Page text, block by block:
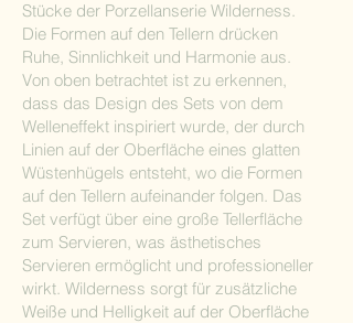
Stücke der Porzellanserie Wilderness.
Die Formen auf den Tellern drücken
Ruhe, Sinnlichkeit und Harmonie aus.
Von oben betrachtet ist zu erkennen,
dass das Design des Sets von dem
Welleneffekt inspiriert wurde, der durch
Linien auf der Oberfläche eines glatten
Wüstenhügels entsteht, wo die Formen
auf den Tellern aufeinander folgen. Das
Set verfügt über eine große Tellerfläche
zum Servieren, was ästhetisches
Servieren ermöglicht und professioneller
wirkt. Wilderness sorgt für zusätzliche
Weiße und Helligkeit auf der Oberfläche